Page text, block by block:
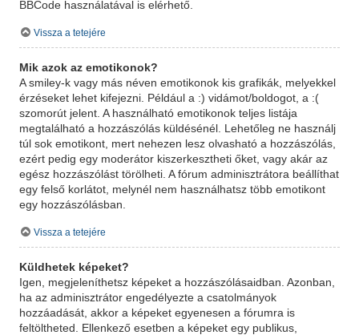
BBCode használatával is elérhető.
Vissza a tetejére
Mik azok az emotikonok?
A smiley-k vagy más néven emotikonok kis grafikák, melyekkel
érzéseket lehet kifejezni. Például a :) vidámot/boldogot, a :(
szomorút jelent. A használható emotikonok teljes listája
megtalálható a hozzászólás küldésénél. Lehetőleg ne használj
túl sok emotikont, mert nehezen lesz olvasható a hozzászólás,
ezért pedig egy moderátor kiszerkesztheti őket, vagy akár az
egész hozzászólást törölheti. A fórum adminisztrátora beállíthat
egy felső korlátot, melynél nem használhatsz több emotikont
egy hozzászólásban.
Vissza a tetejére
Küldhetek képeket?
Igen, megjeleníthetsz képeket a hozzászólásaidban. Azonban,
ha az adminisztrátor engedélyezte a csatolmányok
hozzáadását, akkor a képeket egyenesen a fórumra is
feltöltheted. Ellenkező esetben a képeket egy publikus,